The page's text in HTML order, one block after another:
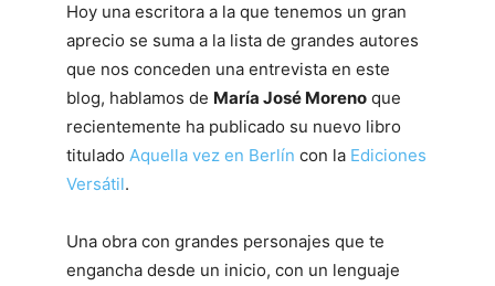
Hoy una escritora a la que tenemos un gran
aprecio se suma a la lista de grandes autores
que nos conceden una entrevista en este
blog, hablamos de María José Moreno que
recientemente ha publicado su nuevo libro
titulado Aquella vez en Berlín con la Ediciones
Versátil.
Una obra con grandes personajes que te
engancha desde un inicio, con un lenguaje